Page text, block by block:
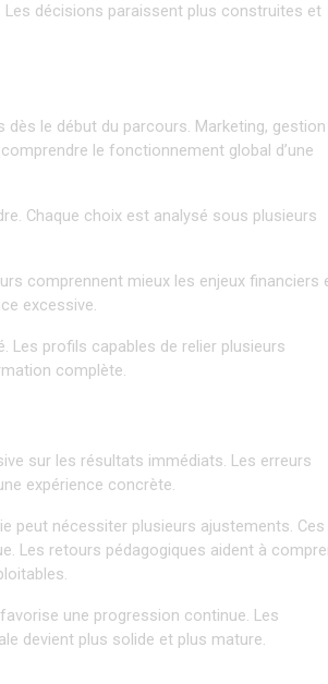
décisions paraissent plus construites et
le début du parcours. Marketing,
le fonctionnement global d’une
Chaque choix est analysé sous plusieurs
comprennent mieux les enjeux financiers
excessive.
Les profils capables de relier plusieurs
complète.
sur les résultats immédiats. Les erreurs
expérience concrète.
peut nécessiter plusieurs ajustements. Ces
Les retours pédagogiques aident à
une progression continue. Les
devient plus solide et plus mature.